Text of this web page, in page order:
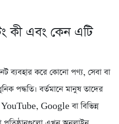
কী এবং কেন এটি
ব্যবহার করে কোনো পণ্য, সেবা বা
পদ্ধতি। বর্তমানে মানুষ তাদের
Google বা বিভিন্ন